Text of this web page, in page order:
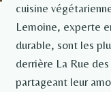
cuisine
Lemoine, experte
durable, sont les
derrière La Rue des
partageant leur